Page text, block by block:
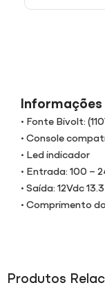
• Fonte Bivolt:
• Console
• Led indicador
• Entrada: 100 –
• Saída: 12Vdc
• Comprimento
Produtos